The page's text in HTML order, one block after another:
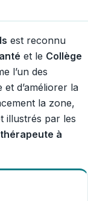
est reconnu
et le Collège
l’un des
d’améliorer la
la zone,
illustrés par les
à